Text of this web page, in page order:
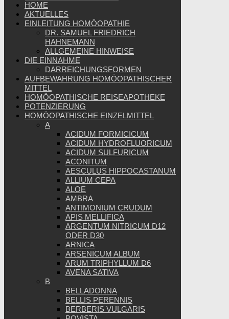
HOME
AKTUELLES
EINLEITUNG HOMÖOPATHIE
DR. SAMUEL FRIEDRICH
HAHNEMANN
ALLGEMEINE HINWEISE
DIE EINNAHME
DARREICHUNGSFORMEN
AUFBEWAHRUNG HOMÖOPATHISCHER
MITTEL
HOMÖOPATHISCHE REISEAPOTHEKE
POTENZIERUNG
HOMÖOPATHISCHE EINZELMITTEL
A
ACIDUM FORMICICUM
ACIDUM HYDROFLUORICUM
ACIDUM SULFURICUM
ACONITUM
AESCULUS HIPPOCASTANUM
ALLIUM CEPA
ALOE
AMBRA
ANTIMONIUM CRUDUM
APIS MELLIFICA
ARGENTUM NITRICUM D12
ODER D30
ARNICA
ARSENICUM ALBUM
ARUM TRIPHYLLUM D6
AVENA SATIVA
B
BELLADONNA
BELLIS PERENNIS
BERBERIS VULGARIS